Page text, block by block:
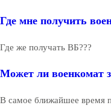
Где мне получить
Где же получать ВБ???
Может ли военкомат
В самое ближайшее время